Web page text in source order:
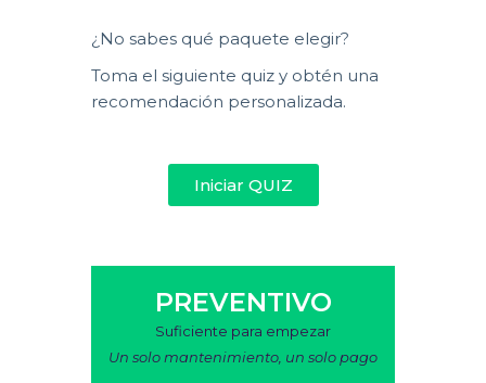
¿No sabes qué paquete elegir?
Toma el siguiente quiz y obtén una
recomendación personalizada.
Iniciar QUIZ
PREVENTIVO
Suficiente para empezar
Un solo mantenimiento, un solo pago